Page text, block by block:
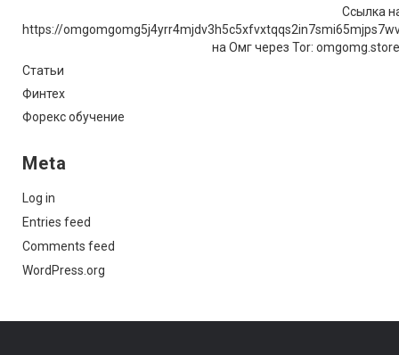
Ссылка
https://
на Омг через Tor:
Статьи
Финтех
Форекс обучение
Meta
Log in
Entries feed
Comments feed
WordPress.org